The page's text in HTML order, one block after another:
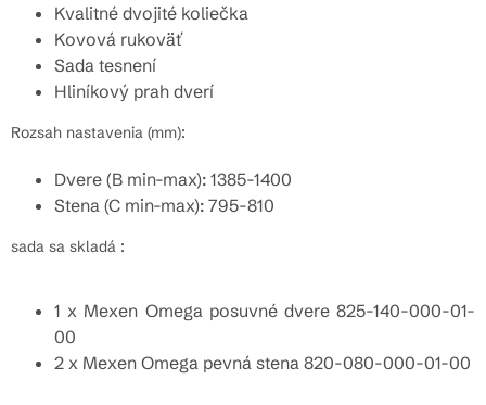
Kvalitné dvojité koliečka
Kovová rukoväť
Sada tesnení
Hliníkový prah dverí
Rozsah nastavenia (mm):
Dvere (B min-max): 1385-1400
Stena (C min-max): 795-810
sada sa skladá :
1 x Mexen Omega posuvné dvere 825-140-000-01-
00
2 x Mexen Omega pevná stena 820-080-000-01-00